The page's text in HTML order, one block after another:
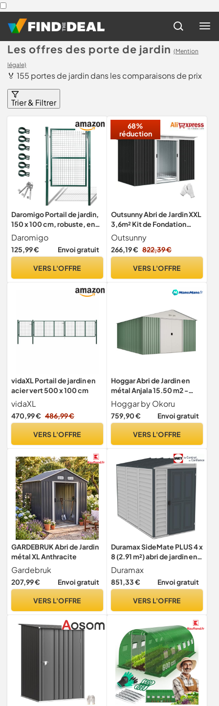
Les offres des porte de jardin (Mention
légale)
🏅 155 portes de jardin dans les comparaisons de prix
Trier & Filtrer
Daromigo Portail de jardin,
150 x 100 cm, robuste, en
métal galvanisé, avec
poignée, serrure et 3 clés,
vert
Daromigo
125,99 € Envoi gratuit
VERS L'OFFRE
68%
réduction
Outsunny Abri de Jardin XXL
3,6m² Kit de Fondation
280x130x172cm Noir
Outsunny
266,19 € 822,39 €
VERS L'OFFRE
vidaXL Portail de jardin en
acier vert 500 x 100 cm
vidaXL
470,99 € 486,99 €
VERS L'OFFRE
Hoggar Abri de Jardin en
métal Anjala 15.50 m2 -
Garantie 10 Ans -
452x343x223cm
Hoggar by Okoru
759,90 € Envoi gratuit
VERS L'OFFRE
GARDEBRUK Abri de Jardin
métal XL Anthracite
Gardebruk
207,99 € Envoi gratuit
VERS L'OFFRE
Duramax SideMate PLUS 4 x
8 (2.91 m²) abri de jardin en
plastique avec kit de
fondation en métal, porte
réversible, structure de toit
vinyle sans entretien, Gris
Duramax
851,33 € Envoi gratuit
VERS L'OFFRE